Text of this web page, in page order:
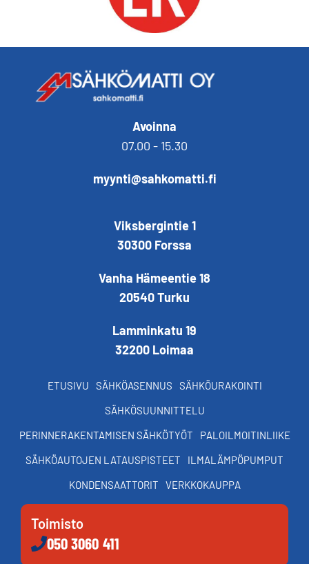
Avoinna
07.00 - 15.30
myynti@sahkomatti.fi
Viksbergintie 1
30300 Forssa
Vanha Hämeentie 18
20540 Turku
Lamminkatu 19
32200 Loimaa
ETUSIVU SÄHKÖASENNUS
SÄHKÖURAKOINTI
SÄHKÖSUUNNITTELU
PERINNERAKENTAMISEN SÄHKÖTYÖT
PALOILMOITINLIIKE
SÄHKÖAUTOJEN LATAUSPISTEET
ILMALÄMPÖPUMPUT
KONDENSAATTORIT
VERKKOKAUPPA
Toimisto
050 3060 411